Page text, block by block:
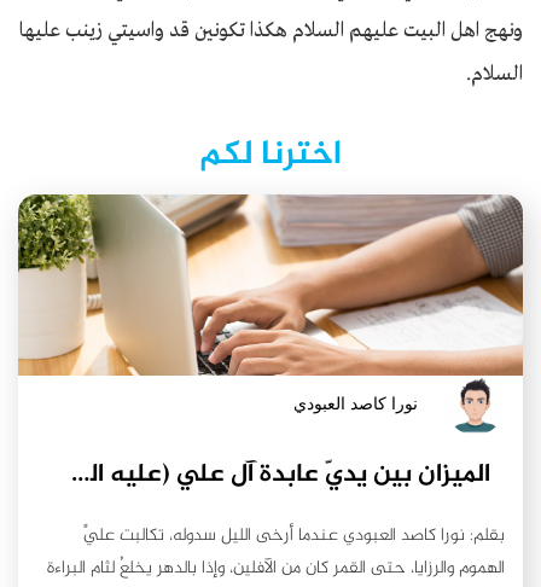
ونهج اهل البيت عليهم السلام هكذا تكونين قد واسيتي زينب عليها
السلام.
اخترنا لكم
نورا كاصد العبودي
الميزان بين يديّ عابدة آل علي (عليه السلام)
بقلم: نورا كاصد العبودي عندما أرخى الليل سدوله، تكالبت عليَّ
الهموم والرزايا، حتى القمر كان من الآفلين، وإذا بالدهر يخلعُ لثام البراءة